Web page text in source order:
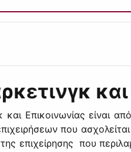
Επικοινωνίας είναι
που
της επιχείρησης που